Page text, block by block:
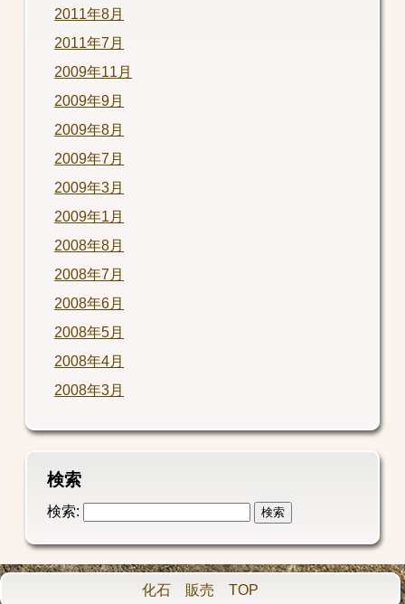
2011年8月
2011年7月
2009年11月
2009年9月
2009年8月
2009年7月
2009年3月
2009年1月
2008年8月
2008年7月
2008年6月
2008年5月
2008年4月
2008年3月
検索
検索:
化石 販売 TOP